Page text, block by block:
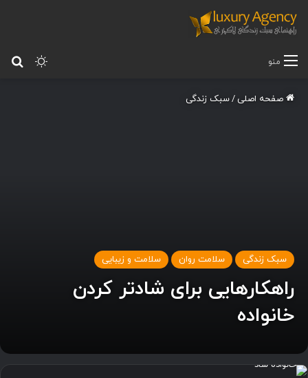
تغییر منو
صفحه اصلی/سبک زندگی
سبک زندگی سلامت روان سلامت و زیبایی
راهکارهایی برای شادتر کردن
خانواده